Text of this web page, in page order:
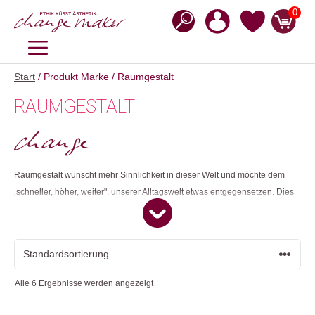
Inhalt
0
MENÜ
Start / Produkt Marke / Raumgestalt
RAUMGESTALT
Raumgestalt wünscht mehr Sinnlichkeit in dieser Welt und möchte dem
‚schneller, höher, weiter", unserer Alltagswelt etwas entgegensetzen. Dies
tut Raumgestalt, indem durch handgemachte Produkte Umgebungen
erschaffen werden, die vom Einfachen, Klaren sprechen, und die aus
ihrer Materialhaftigkeit heraus überzeugen - ohne überflüssiges Dekor.
Ziel ist es, die Menschen zu eigener Kreativität anzuregen.
Alle 6 Ergebnisse werden angezeigt